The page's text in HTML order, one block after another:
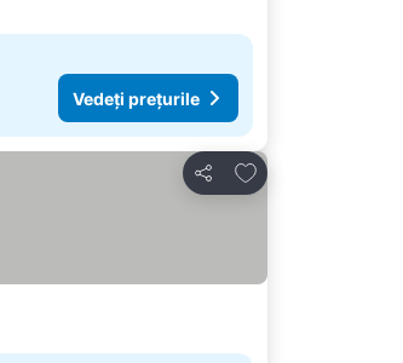
Vedeți prețurile
Distribuiți
Adăugaţi la favorite